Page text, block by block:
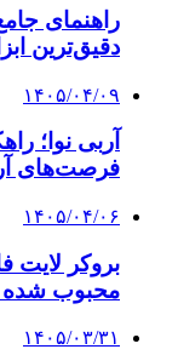
راهنمای
دقیق‌ترین
۱۴۰۵/۰۴/۰۹
آربی نوا؛
فرصت‌های
۱۴۰۵/۰۴/۰۶
محبوب
۱۴۰۵/۰۳/۳۱